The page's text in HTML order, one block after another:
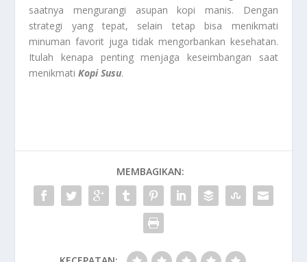
saatnya mengurangi asupan kopi manis. Dengan
strategi yang tepat, selain tetap bisa menikmati
minuman favorit juga tidak mengorbankan kesehatan.
Itulah kenapa penting menjaga keseimbangan saat
menikmatiKopi Susu.
MEMBAGIKAN: